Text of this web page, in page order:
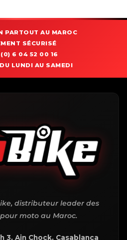
PARTOUT AU MAROC
SÉCURISÉ
(0) 6 04 52 00 16
LUNDI AU SAMEDI
distributeur leader des
moto au Maroc.
3, Ain Chock, Casablanca